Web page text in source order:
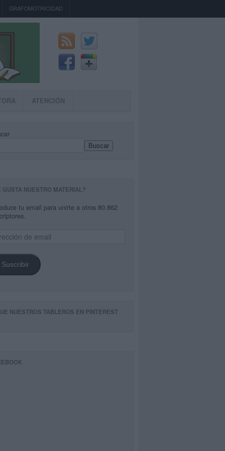
GRAFOMOTRICIDAD
ATENCIÓN
Buscar
GUSTA NUESTRO MATERIAL?
tu email para unirte a otros 80.862
Suscribir
NUESTROS TABLEROS EN PINTEREST